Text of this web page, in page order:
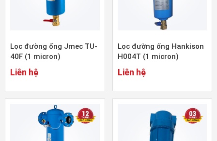
Lọc đường ống Jmec TU-
40F (1 micron)
Liên hệ
Lọc đường ống Hankison
H004T (1 micron)
Liên hệ